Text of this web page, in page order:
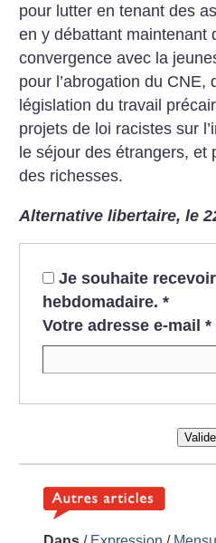
pour lutter en tenant des
en y débattant maintenant
convergence avec la
pour l’abrogation du CNE,
législation du travail
projets de loi racistes sur
le séjour des étrangers, et
des richesses.
Alternative libertaire, le
Je souhaite
hebdomadaire. *
Votre adresse e-mail *